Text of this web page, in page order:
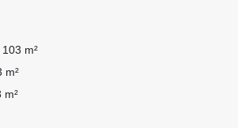
103 m²
m²
m²